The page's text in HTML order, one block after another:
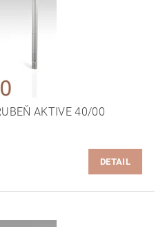
AKTIVE 40/00
DETAIL